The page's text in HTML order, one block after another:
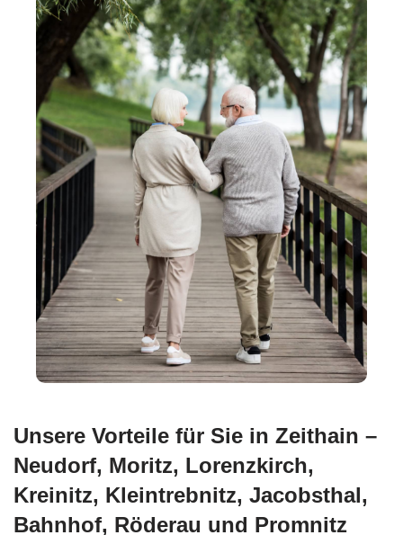
Unsere Vorteile für Sie in Zeithain –
Neudorf, Moritz, Lorenzkirch,
Kreinitz, Kleintrebnitz, Jacobsthal,
Bahnhof, Röderau und Promnitz